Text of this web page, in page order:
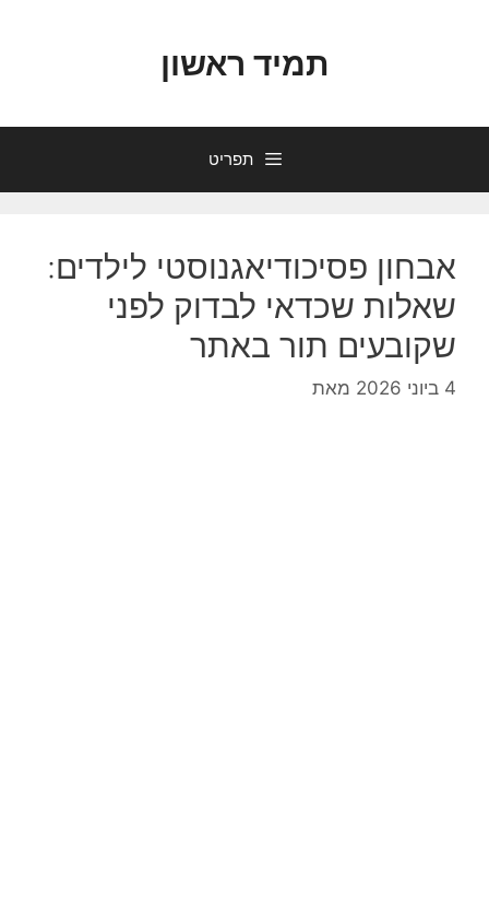
תמיד ראשון
תפריט
אבחון פסיכודיאגנוסטי לילדים:
שאלות שכדאי לבדוק לפני
שקובעים תור באתר
4 ביוני 2026 מאת